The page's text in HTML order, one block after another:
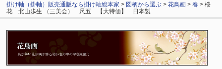
掛け軸（掛軸）販売通販なら掛け軸総本家 > 図柄から選ぶ >花鳥画 >春 > 桜
花 北山歩生 （三美会） 尺五 【大特価】 日本製